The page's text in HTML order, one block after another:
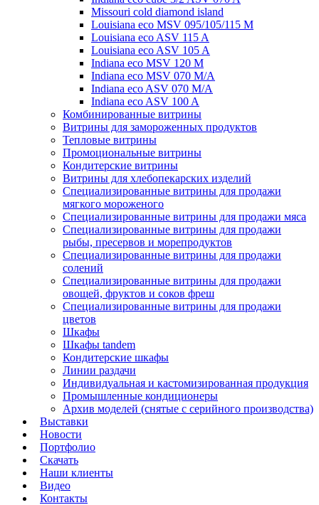
Missouri cold diamond island
Louisiana eco MSV 095/105/115 M
Louisiana eco ASV 115 A
Louisiana eco ASV 105 A
Indiana eco MSV 120 M
Indiana eco MSV 070 M/A
Indiana eco ASV 070 M/A
Indiana eco ASV 100 A
Комбинированные витрины
Витрины для замороженных продуктов
Тепловые витрины
Промоциональные витрины
Кондитерские витрины
Витрины для хлебопекарских изделий
Специализированные витрины для продажи
мягкого мороженого
Специализированные витрины для продажи мяса
Специализированные витрины для продажи
рыбы, пресервов и морепродуктов
Специализированные витрины для продажи
солений
Специализированные витрины для продажи
овощей, фруктов и соков фреш
Специализированные витрины для продажи
цветов
Шкафы
Шкафы tandem
Кондитерские шкафы
Линии раздачи
Индивидуальная и кастомизированная продукция
Промышленные кондиционеры
Архив моделей (снятые с серийного производства)
Выставки
Новости
Портфолио
Скачать
Наши клиенты
Видео
Контакты